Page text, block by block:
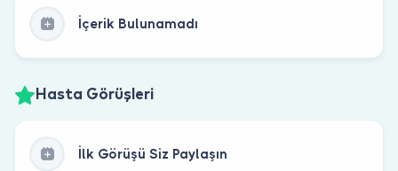
İçerik Bulunamadı
Hasta Görüşleri
İlk Görüşü Siz Paylaşın